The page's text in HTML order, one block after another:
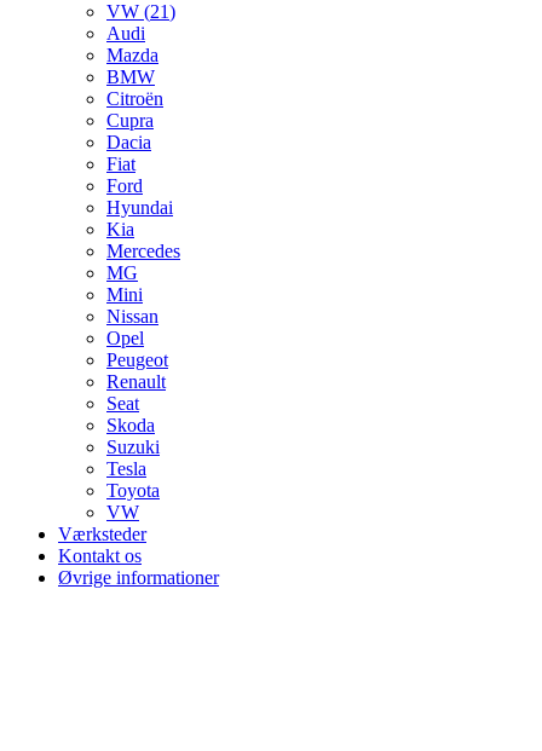
VW (21)
Audi
Mazda
BMW
Citroën
Cupra
Dacia
Fiat
Ford
Hyundai
Kia
Mercedes
MG
Mini
Nissan
Opel
Peugeot
Renault
Seat
Skoda
Suzuki
Tesla
Toyota
VW
Værksteder
Kontakt os
Øvrige informationer